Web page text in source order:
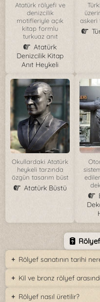
Atatürk rölyefi ve
denizcilik
motifleriyle açık
kitap formlu
turkuaz anıt
Atatürk
Denizcilik Kitap
Anıt Heykeli
askeri
Okullardaki Atatürk
heykeli tarzında
özgün tasarım büst
Atatürk Büstü
Rölyef sanatının tarihi
Kil ve bronz rölyef
Rölyef nasıl üretilir?